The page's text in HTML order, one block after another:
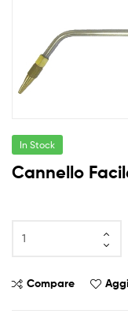
In Stock
Cannello
Compare